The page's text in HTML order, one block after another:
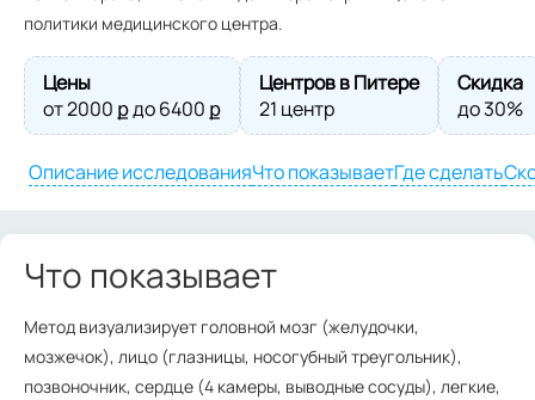
политики медицинского центра.
Цены
от2000 ք до6400 ք
Центров в Питере
21 центр
Скидка
до 30%
Описание исследованияЧто показываетГде сделать
Что показывает
Метод визуализирует головной мозг (желудочки,
мозжечок), лицо (глазницы, носогубный треугольник),
позвоночник, сердце (4 камеры, выводные сосуды), легкие,